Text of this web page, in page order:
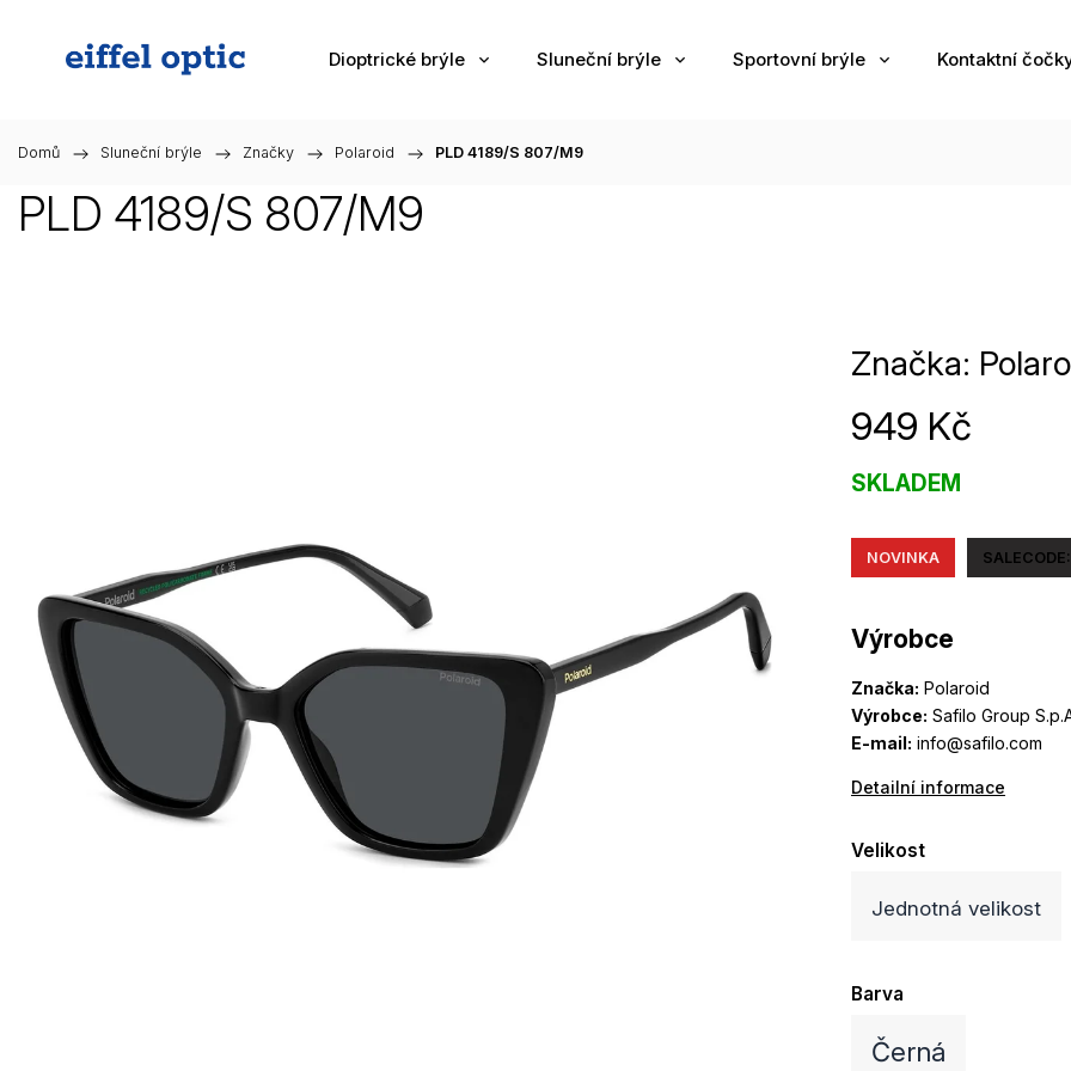
Dioptrické brýle Sluneční brýle Sportovní brýle Kontaktní
Domů / Sluneční brýle / Značky / Polaroid / PLD 4189/S 807/M9
PLD 4189/S 807/M9
Značka:
949 Kč
Výrobce
Značka: Polaroid
Výrobce: Safilo Group
E-mail: info@safilo.com
Detailní informace
NOVINKA
Velikost
Jednotná velikost
Barva
Černá
SKLADEM